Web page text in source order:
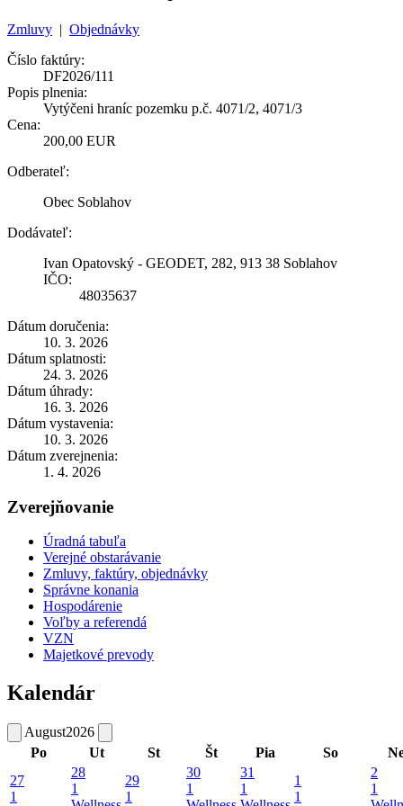
Zmluvy | Objednávky
Číslo faktúry:
DF2026/111
Popis plnenia:
Vytýčeni hraníc pozemku p.č. 4071/2, 4071/3
Cena:
200,00 EUR
Odberateľ:
Obec Soblahov
Dodávateľ:
Ivan Opatovský - GEODET, 282, 913 38 Soblahov
IČO:
48035637
Dátum doručenia:
10. 3. 2026
Dátum splatnosti:
24. 3. 2026
Dátum úhrady:
16. 3. 2026
Dátum vystavenia:
10. 3. 2026
Dátum zverejnenia:
1. 4. 2026
Zverejňovanie
Úradná tabuľa
Verejné obstarávanie
Zmluvy, faktúry, objednávky
Správne konania
Hospodárenie
Voľby a referendá
VZN
Majetkové prevody
Kalendár
August2026
Po
Ut St Št Pia So
27
1
28
1
29
1
30
1
31
1
1
1
2
1